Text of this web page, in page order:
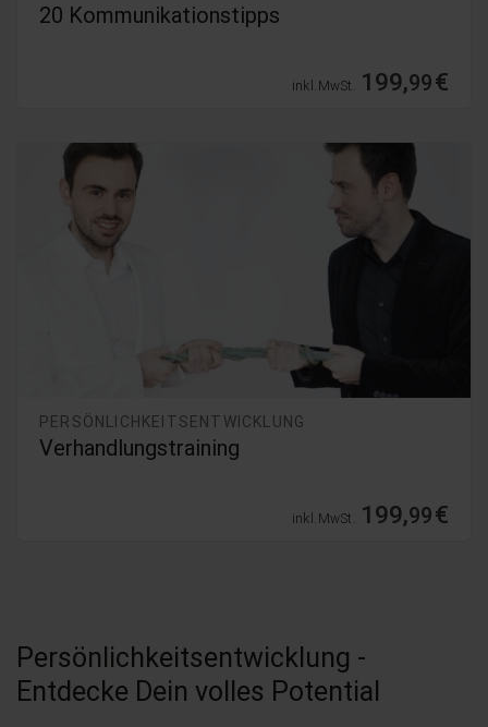
20 Kommunikationstipps
inkl. MwSt. 199,99€
PERSÖNLICHKEITSENTWICKLUNG
Verhandlungstraining
inkl. MwSt. 199,99€
Persönlichkeitsentwicklung -
Entdecke Dein volles Potential